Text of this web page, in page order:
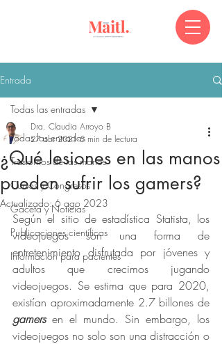
Entrada
Todas las entradas
Trastornos de las manos
Cursos y Congresos
Gaceta y Noticias
Publicaciones científicas
Información para pacientes
Todas las entradas
¿Qué lesiones en las manos
pueden sufrir los gamers?
Dra. Claudia Arroyo B
27 abr 2021 5 min de lectura
Actualizado:6 ago 2023
Según el sitio de estadística Statista, los
videojuegos son una forma de
entretenimiento disfrutada por jóvenes y
adultos que crecimos jugando
videojuegos. Se estima que para 2020,
existían aproximadamente 2.7 billones de
gamers en el mundo. Sin embargo, los
videojuegos no solo son una distracción o